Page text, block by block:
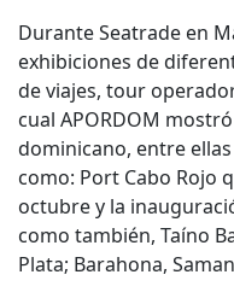
Durante Seatrade en
exhibiciones de
de viajes, tour
cual APORDOM
dominicano, entre
como: Port Cabo Rojo
octubre y la
como también, Taíno
Plata; Barahona,